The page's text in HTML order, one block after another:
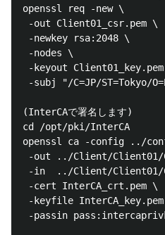
openssl req -new \
-out Client01_csr.pem \
-newkey rsa:2048 \
-nodes \
-keyout
-subj "/C=JP/ST=Tokyo/
(InterCAで署名します)
cd /opt/pki/InterCA
openssl ca -config ../
-out ../Client/Client01/
-in  ../Client/Client01/
-cert InterCA_crt.pem \
-keyfile
-passin